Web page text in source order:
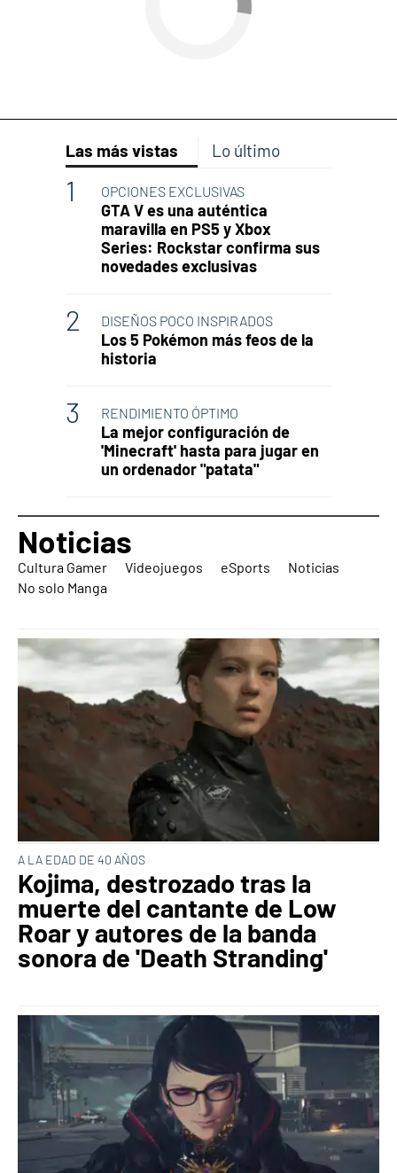
Las más vistas Lo último
OPCIONES EXCLUSIVAS
GTA V es una auténtica
maravilla en PS5 y Xbox
Series: Rockstar confirma sus
novedades exclusivas
DISEÑOS POCO INSPIRADOS
Los 5 Pokémon más feos de la
historia
RENDIMIENTO ÓPTIMO
La mejor configuración de
'Minecraft' hasta para jugar en
un ordenador "patata"
Noticias
Cultura Gamer Videojuegos eSports
Noticias
No solo Manga
A LA EDAD DE 40 AÑOS
Kojima, destrozado tras la
muerte del cantante de Low
Roar y autores de la banda
sonora de 'Death Stranding'